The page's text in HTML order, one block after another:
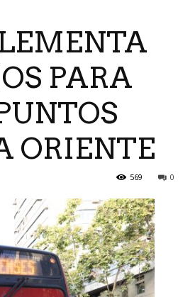
PARA
ORIENTE
0
569